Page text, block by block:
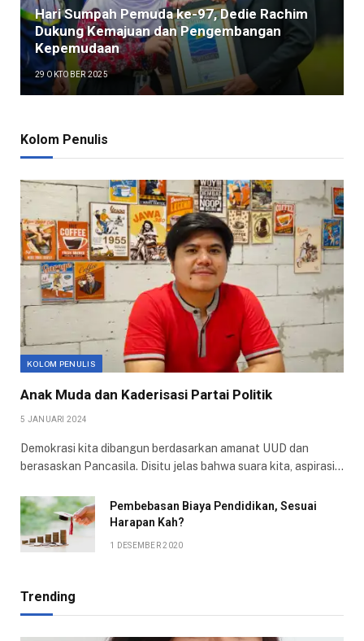
Hari Sumpah Pemuda ke-97, Dedie Rachim
Dukung Kemajuan dan Pengembangan
Kepemudaan
29 OKTOBER 2025
Kolom Penulis
KOLOM PENULIS
Anak Muda dan Kaderisasi Partai Politik
5 JANUARI 2024
Demokrasi kita dibangun berdasarkan amanat UUD dan
berasaskan Pancasila. Disitu jelas bahwa suara kita, aspirasi…
Pembebasan Biaya Pendidikan, Sesuai
Harapan Kah?
1 DESEMBER 2020
Trending